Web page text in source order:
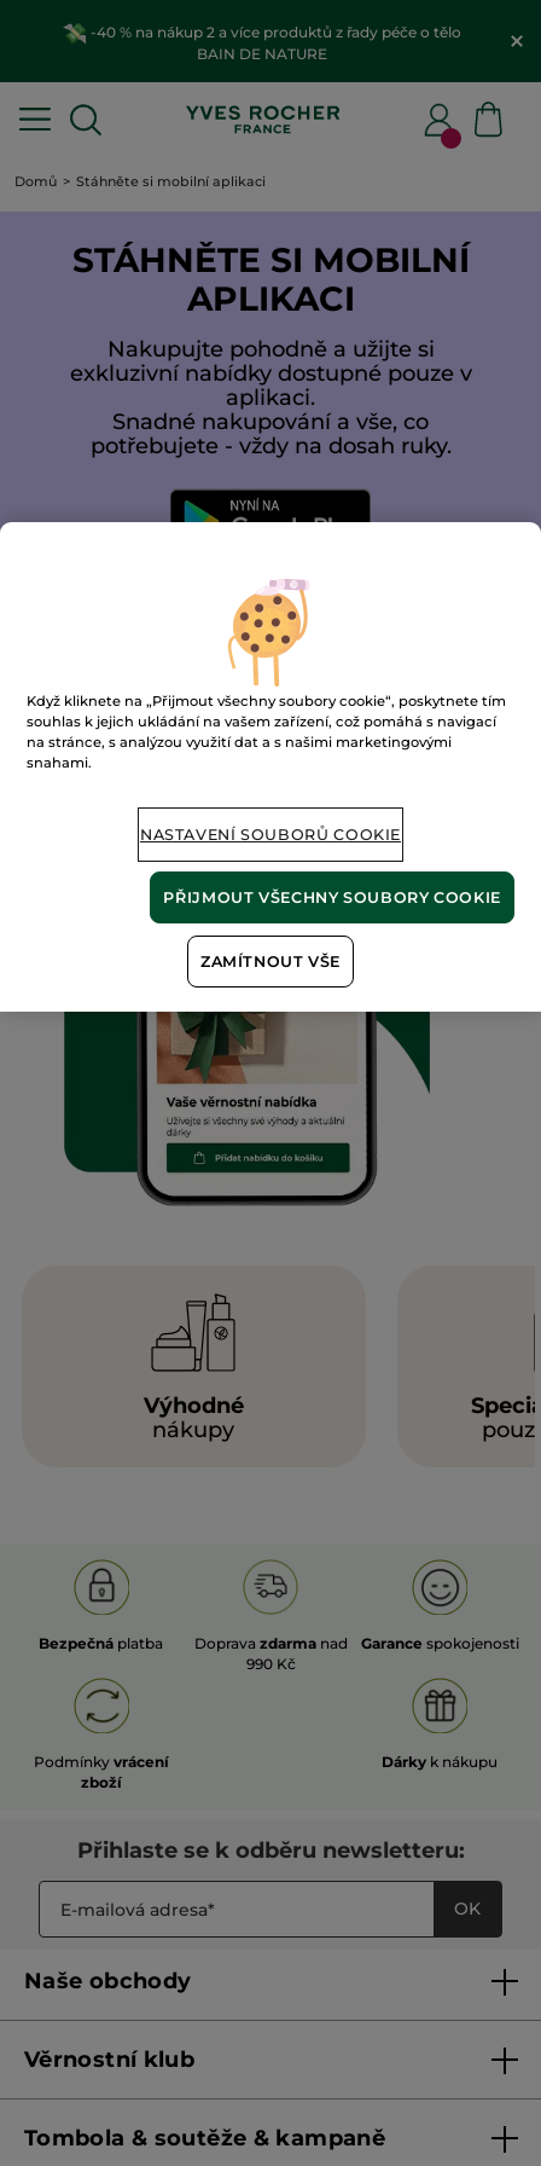
-40 % na nákup 2 a více produktů z řady péče o tělo
BAIN DE NATURE
Domů Stáhněte si mobilní aplikaci
STÁHNĚTE SI MOBILNÍ
APLIKACI
Nakupujte pohodně a užijte si
exkluzivní nabídky dostupné pouze v
aplikaci.
Snadné nakupování a vše, co
potřebujete - vždy na dosah ruky.
Výhodné
nákupy
Bezpečná platba Doprava zdarma nad
990 Kč
Garance spokojenosti
Podmínky vrácení
zboží
Dárky k nákupu
Přihlaste se k odběru newsletteru:
OK
Naše obchody
Franšízing
Věrnostní klub
Pravidla věrnostního klubu od 1. 6. 2026
Tombola & soutěže & kampaně
Když kliknete na „Přijmout všechny soubory cookie“, poskytnete tím
souhlas k jejich ukládání na vašem zařízení, což pomáhá s navigací
na stránce, s analýzou využití dat a s našimi marketingovými
snahami.
NASTAVENÍ SOUBORŮ COOKIE
ZAMÍTNOUT VŠE
PŘIJMOUT VŠECHNY SOUBORY COOKIE